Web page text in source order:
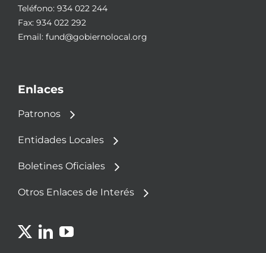
Teléfono: 934 022 244
Fax: 934 022 292
Email: fund@gobiernolocal.org
Enlaces
Patronos
Entidades Locales
Boletines Oficiales
Otros Enlaces de Interés